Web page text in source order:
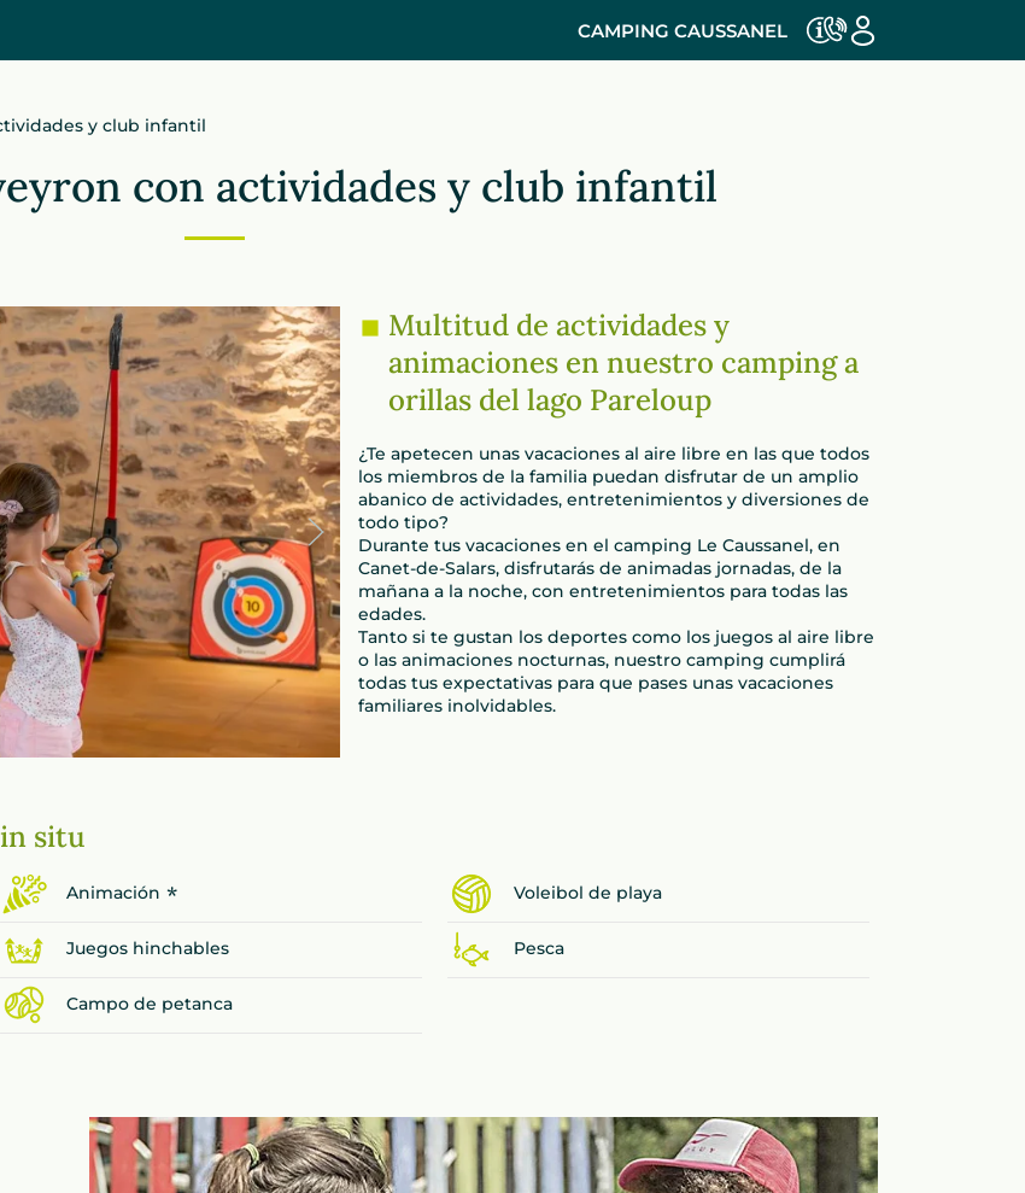
CAMPING CAUSSANEL
y club infantil
con actividades y club infantil
Multitud de actividades y
animaciones en nuestro camping a
orillas del lago Pareloup
¿Te apetecen unas vacaciones al aire libre en las que todos
los miembros de la familia puedan disfrutar de un amplio
abanico de actividades, entretenimientos y diversiones de
todo tipo?
Durante tus vacaciones en el camping Le Caussanel, en
Canet-de-Salars, disfrutarás de animadas jornadas, de la
mañana a la noche, con entretenimientos para todas las
edades.
Tanto si te gustan los deportes como los juegos al aire libre
o las animaciones nocturnas, nuestro camping cumplirá
todas tus expectativas para que pases unas vacaciones
familiares inolvidables.
situ
Animación * Voleibol de playa
Juegos hinchables Pesca
Campo de petanca